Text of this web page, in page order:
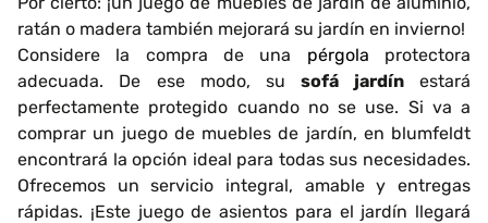
ratán o madera también mejorará su jardín en invierno!
Considere la compra de una pérgola protectora
adecuada. De ese modo, susofá jardínestará
perfectamente protegido cuando no se use. Si va a
comprar un juego de muebles de jardín, en blumfeldt
encontrará la opción ideal para todas sus necesidades.
Ofrecemos un servicio integral, amable y entregas
rápidas. ¡Este juego de asientos para el jardín llegará